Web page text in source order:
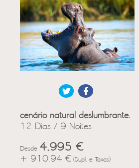
cenário natural deslumbrante.
12 Dias / 9 Noites
Desde 4,995 €
+ 910.94 € (Supl. e Taxas)